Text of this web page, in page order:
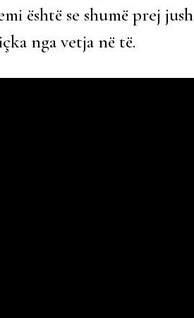
është se shumë prej jush
nga vetja në të.